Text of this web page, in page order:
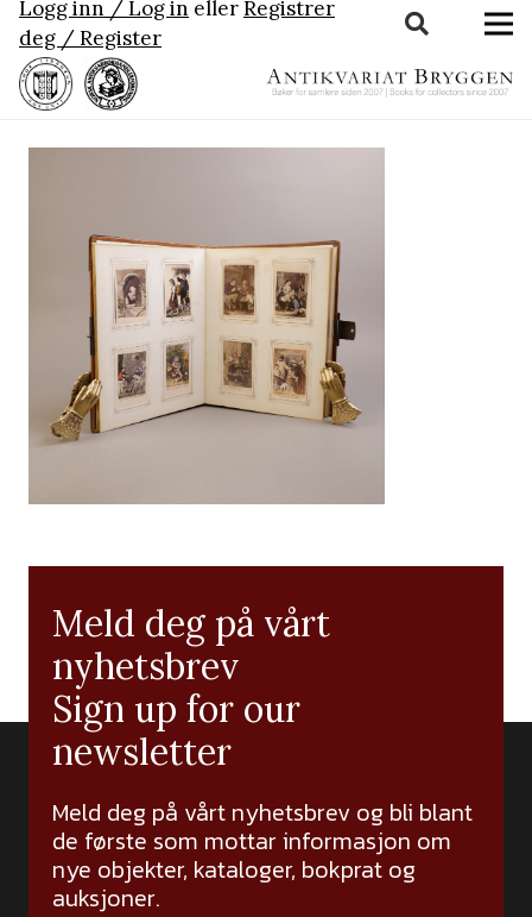
Logg inn / Log in ellerRegistrer
deg / Register
Meld deg på vårt
nyhetsbrev
Sign up for our
newsletter
Meld deg på vårt nyhetsbrev og bli blant
de første som mottar informasjon om
nye objekter, kataloger, bokprat og
auksjoner.